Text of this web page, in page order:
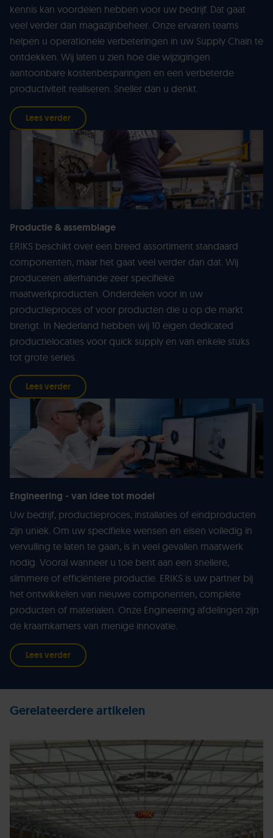
kennis kan voordelen hebben voor uw bedrijf. Dat gaat
veel verder dan magazijnbeheer. Onze ervaren teams
helpen u operationele verbeteringen in uw Supply Chain te
ontdekken. Wij laten u zien hoe die wijzigingen
aantoonbare kostenbesparingen en een verbeterde
productiviteit realiseren. Sneller dan u denkt.
Lees verder
Productie & assemblage
ERIKS beschikt over een breed assortiment standaard
componenten, maar het gaat veel verder dan dat. Wij
produceren allerhande zeer specifieke
maatwerkproducten. Onderdelen voor in uw
productieproces of voor producten die u op de markt
brengt. In Nederland hebben wij 10 eigen dedicated
productielocaties voor quick supply en van enkele stuks
tot grote series.
Lees verder
Engineering - van idee tot model
Uw bedrijf, productieproces, installaties of eindproducten
zijn uniek. Om uw specifieke wensen en eisen volledig in
vervulling te laten te gaan, is in veel gevallen maatwerk
nodig. Vooral wanneer u toe bent aan een snellere,
slimmere of efficiëntere productie. ERIKS is uw partner bij
het ontwikkelen van nieuwe componenten, complete
producten of materialen. Onze Engineering afdelingen zijn
de kraamkamers van menige innovatie.
Lees verder
Gerelateerdere artikelen